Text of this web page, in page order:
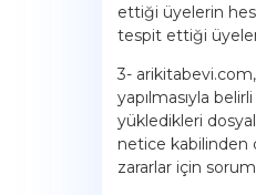
ettiği üyelerin
tespit ettiği
3-
yapılmasıyla
yükledikleri
netice kabilinden
zararlar için